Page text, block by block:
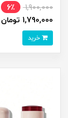
1,900,000
6٪
1,790,000 تومان